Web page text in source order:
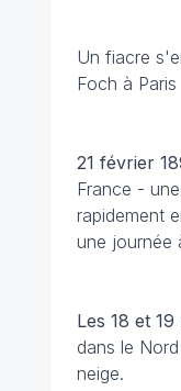
Un fiacre
Foch à
21 février
France -
rapidement
une journée
Les 18 et
dans le
neige.